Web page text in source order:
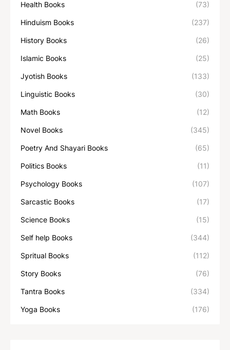
Health Books (73)
Hinduism Books (237)
History Books (26)
Islamic Books (25)
Jyotish Books (133)
Linguistic Books (30)
Math Books (12)
Novel Books (345)
Poetry And Shayari Books (65)
Politics Books (11)
Psychology Books (107)
Sarcastic Books (17)
Science Books (15)
Self help Books (344)
Spritual Books (112)
Story Books (76)
Tantra Books (334)
Yoga Books (176)